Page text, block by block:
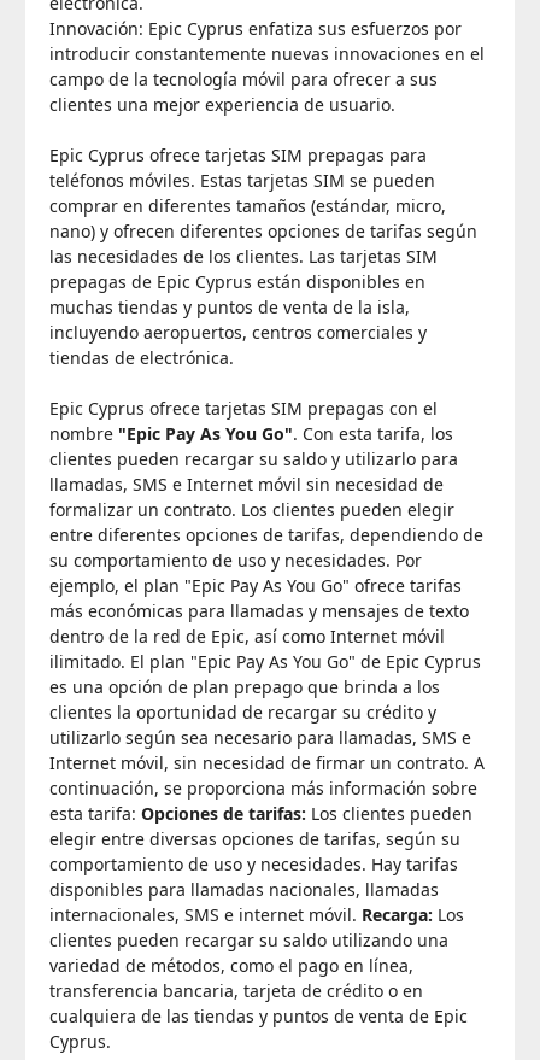
Innovación: Epic Cyprus enfatiza sus esfuerzos por
introducir constantemente nuevas innovaciones en el
campo de la tecnología móvil para ofrecer a sus
clientes una mejor experiencia de usuario.
Epic Cyprus ofrece tarjetas SIM prepagas para
teléfonos móviles. Estas tarjetas SIM se pueden
comprar en diferentes tamaños (estándar, micro,
nano) y ofrecen diferentes opciones de tarifas según
las necesidades de los clientes. Las tarjetas SIM
prepagas de Epic Cyprus están disponibles en
muchas tiendas y puntos de venta de la isla,
incluyendo aeropuertos, centros comerciales y
tiendas de electrónica.
Epic Cyprus ofrece tarjetas SIM prepagas con el
nombre "Epic Pay As You Go". Con esta tarifa, los
clientes pueden recargar su saldo y utilizarlo para
llamadas, SMS e Internet móvil sin necesidad de
formalizar un contrato. Los clientes pueden elegir
entre diferentes opciones de tarifas, dependiendo de
su comportamiento de uso y necesidades. Por
ejemplo, el plan "Epic Pay As You Go" ofrece tarifas
más económicas para llamadas y mensajes de texto
dentro de la red de Epic, así como Internet móvil
ilimitado. El plan "Epic Pay As You Go" de Epic Cyprus
es una opción de plan prepago que brinda a los
clientes la oportunidad de recargar su crédito y
utilizarlo según sea necesario para llamadas, SMS e
Internet móvil, sin necesidad de firmar un contrato. A
continuación, se proporciona más información sobre
esta tarifa: Opciones de tarifas: Los clientes pueden
elegir entre diversas opciones de tarifas, según su
comportamiento de uso y necesidades. Hay tarifas
disponibles para llamadas nacionales, llamadas
internacionales, SMS e internet móvil. Recarga: Los
clientes pueden recargar su saldo utilizando una
variedad de métodos, como el pago en línea,
transferencia bancaria, tarjeta de crédito o en
cualquiera de las tiendas y puntos de venta de Epic
Cyprus.